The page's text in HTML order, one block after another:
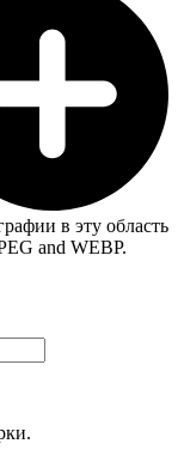
в эту область
and WEBP.